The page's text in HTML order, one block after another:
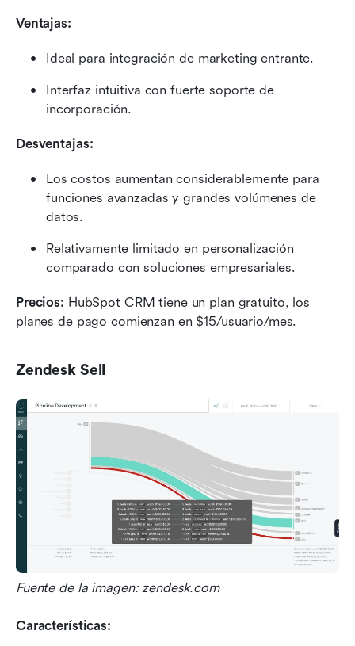
Ventajas:
Ideal para integración de marketing entrante.
Interfaz intuitiva con fuerte soporte de
incorporación.
Desventajas:
Los costos aumentan considerablemente para
funciones avanzadas y grandes volúmenes de
datos.
Relativamente limitado en personalización
comparado con soluciones empresariales.
Precios: HubSpot CRM tiene un plan gratuito, los
planes de pago comienzan en $15/usuario/mes.
Zendesk Sell
Fuente de la imagen: zendesk.com
Características: